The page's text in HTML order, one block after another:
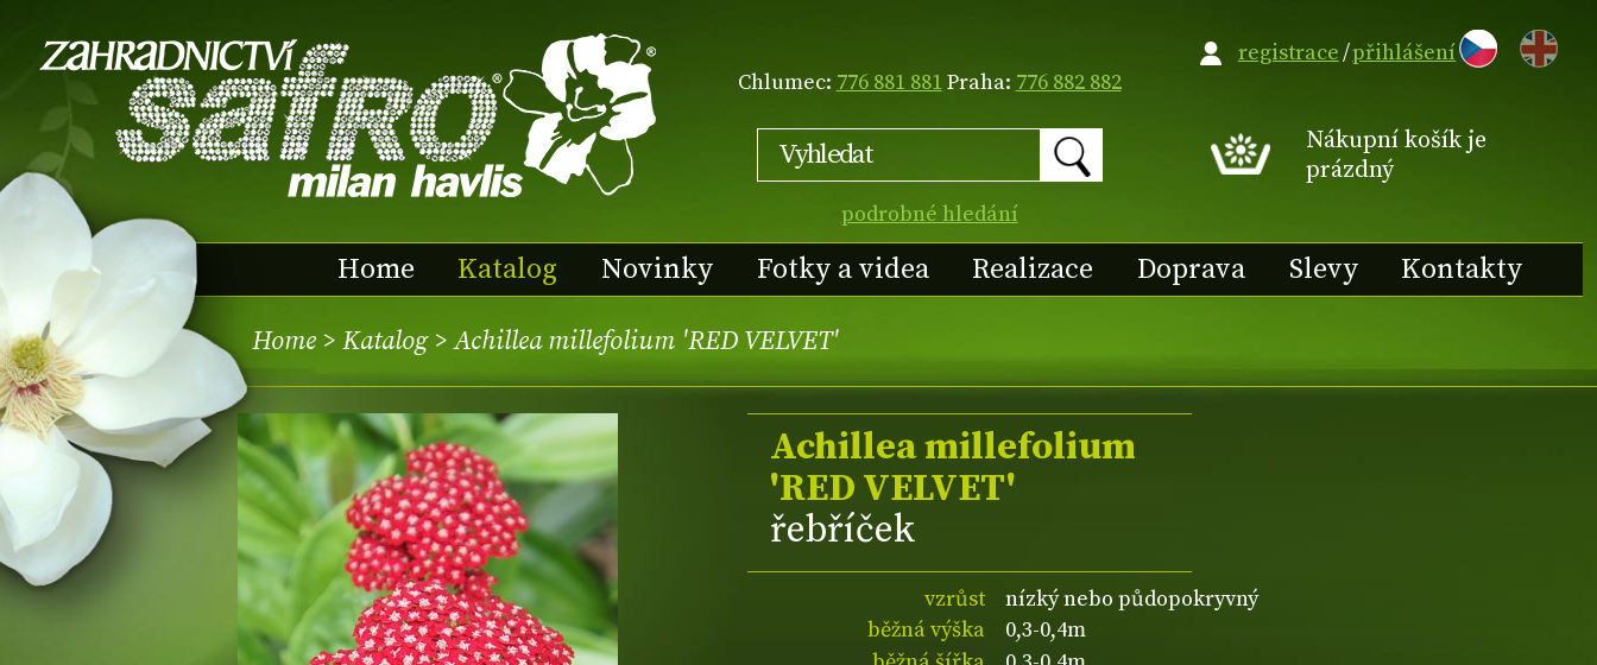
Chlumec: 776 881 881Praha: 776 882 882
podrobné hledání
EN
Nákupní košík je
prázdný
Home Katalog Novinky Fotky a videa Realizace Doprava Slevy Kontakty
registrace/přihlášení
Home > Katalog> Achillea millefolium 'RED VELVET'
Achillea millefolium
'RED VELVET'
řebříček
vzrůst
nízký nebo půdopokryvný
běžná výška
0,3-0,4m